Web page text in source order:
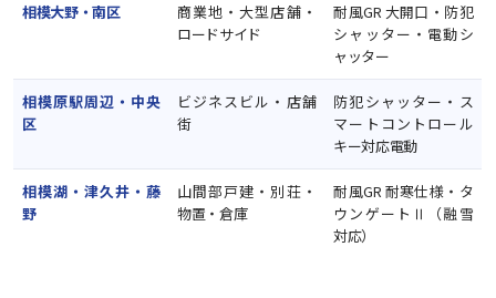
相模大野・南区
商業地・大型店舗・
ロードサイド
耐風GR 大開口・防犯
シャッター・電動シ
ャッター
相模原駅周辺・中央
区
ビジネスビル・店舗
街
防犯シャッター・ス
マートコントロール
キー対応電動
相模湖・津久井・藤
野
山間部戸建・別荘・
物置・倉庫
耐風GR 耐寒仕様・タ
ウンゲートⅡ（融雪
対応）